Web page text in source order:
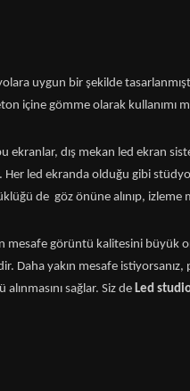
uygun bir şekilde
içine gömme olarak kullanımı
dış mekan led ekran
led ekranda olduğu gibi
de göz önüne alınıp, izleme
mesafe görüntü kalitesini büyük
Daha yakın mesafe istiyorsanız,
sağlar. Siz de Led